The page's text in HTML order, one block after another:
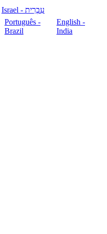
עִבְרִית - Israel
Português -
Brazil
English -
India